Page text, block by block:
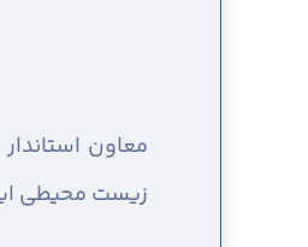
معاون
زیست محیطی